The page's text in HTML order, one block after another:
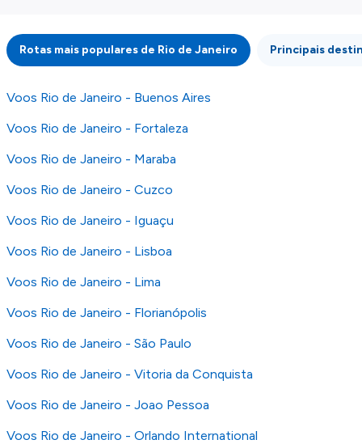
integridade ou pela precisão da informação
publicada, por isso verifique com atenção todas
as condições no website do parceiro antes de
fazer uma reserva. Para mais detalhes verifique
os nossos Termos e Condições
Rotas mais populares de Rio de Janeiro Principais
Voos Rio de Janeiro - Buenos Aires
Voos Rio de Janeiro - Fortaleza
Voos Rio de Janeiro - Maraba
Voos Rio de Janeiro - Cuzco
Voos Rio de Janeiro - Iguaçu
Voos Rio de Janeiro - Lisboa
Voos Rio de Janeiro - Lima
Voos Rio de Janeiro - Florianópolis
Voos Rio de Janeiro - São Paulo
Voos Rio de Janeiro - Vitoria da Conquista
Voos Rio de Janeiro - Joao Pessoa
Voos Rio de Janeiro - Orlando International